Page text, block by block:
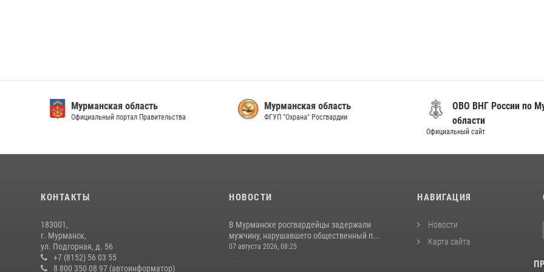
Мурманская область
Официальный портал Правительства
Мурманская область
ФГУП "Охрана" Росгвардии
ОВО ВНГ России по
области
Официальный сайт
КОНТАКТЫ
183001,
г. Мурманск,
ул. Подгорная, д. 56
+7 (8152) 56 03 55
8 800 350 08 97 (автоинформатор)
НОВОСТИ
В Мурманске росгвардейцы задержали
мужчину, нарушавшего общественный п...
07 августа 2026, 08:25
НАВИГАЦИЯ
Новости
Карта сайта